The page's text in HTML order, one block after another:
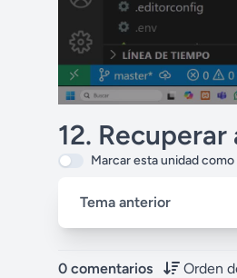
12.
Marcar esta unidad
Tema anterior
0 comentarios Orden